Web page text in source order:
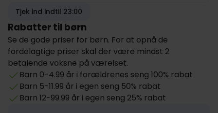
Tjek ind indtil 23:00
Rabatter til børn
Se de gode priser for børn. For at opnå de
fordelagtige priser skal der være mindst 2
betalende voksne på værelset.
Barn 0-4.99 år i forældrenes seng 100% rabat
Barn 5-11.99 år i egen seng 50% rabat
Barn 12-99.99 år i egen seng 25% rabat